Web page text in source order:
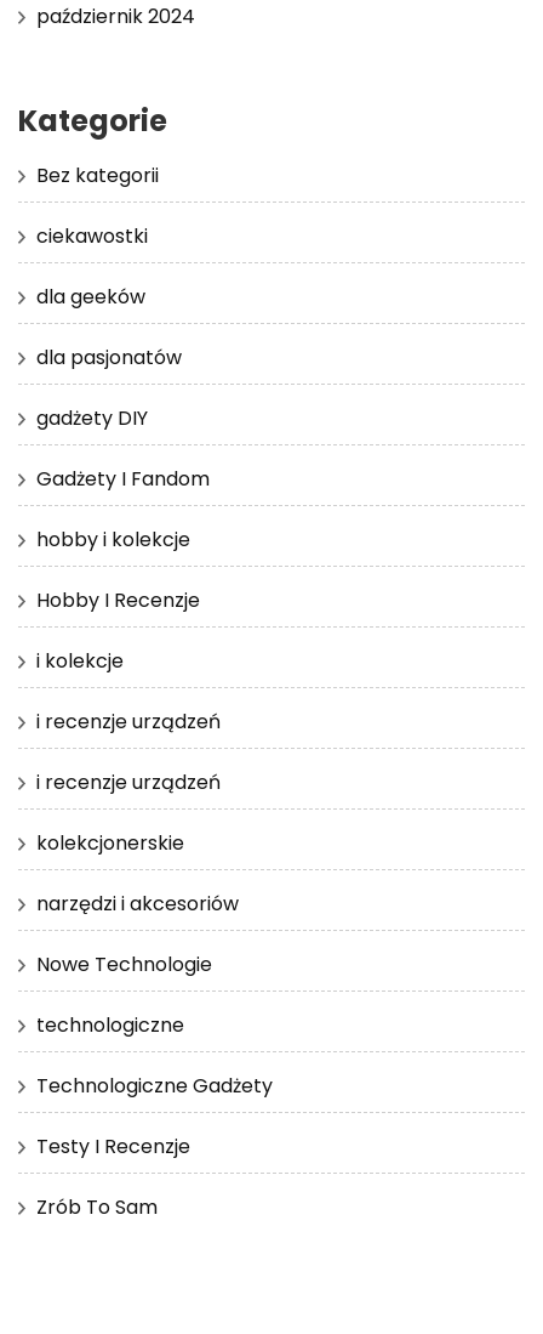
październik 2024
Kategorie
Bez kategorii
ciekawostki
dla geeków
dla pasjonatów
gadżety DIY
Gadżety I Fandom
hobby i kolekcje
Hobby I Recenzje
i kolekcje
i recenzje urządzeń
i recenzje urządzeń
kolekcjonerskie
narzędzi i akcesoriów
Nowe Technologie
technologiczne
Technologiczne Gadżety
Testy I Recenzje
Zrób To Sam